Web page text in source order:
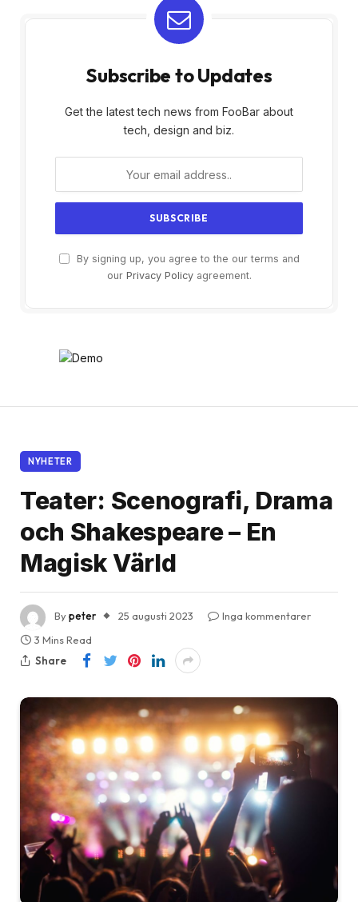
Subscribe to Updates
Get the latest tech news from FooBar about
tech, design and biz.
By signing up, you agree to the our terms and
our Privacy Policyagreement.
NYHETER
Teater: Scenografi, Drama
och Shakespeare – En
Magisk Värld
Bypeter 25 augusti 2023
Inga kommentarer
3 Mins Read
Share